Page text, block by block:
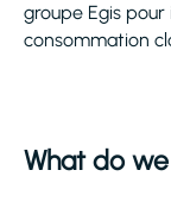
groupe Egis
consommation
What do